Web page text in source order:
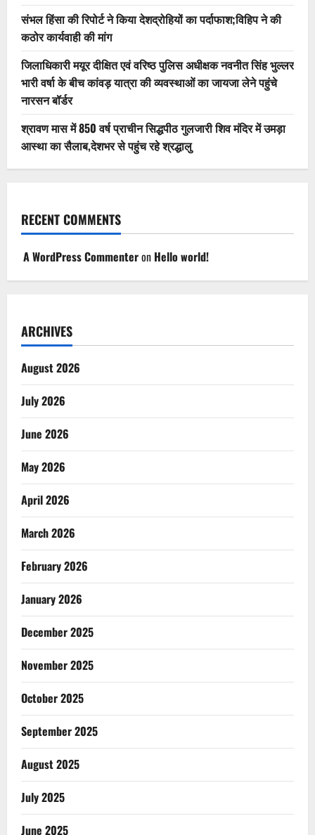
संभल हिंसा की रिपोर्ट ने किया देशद्रोहियों का पर्दाफाश;विहिप ने की
कठोर कार्यवाही की मांग
जिलाधिकारी मयूर दीक्षित एवं वरिष्ठ पुलिस अधीक्षक नवनीत सिंह भुल्लर
भारी वर्षा के बीच कांवड़ यात्रा की व्यवस्थाओं का जायजा लेने पहुंचे
नारसन बॉर्डर
श्रावण मास में 850 वर्ष प्राचीन सिद्धपीठ गुलजारी शिव मंदिर में उमड़ा
आस्था का सैलाब,देशभर से पहुंच रहे श्रद्धालु
RECENT COMMENTS
A WordPress Commenteron Hello world!
ARCHIVES
August 2026
July 2026
June 2026
May 2026
April 2026
March 2026
February 2026
January 2026
December 2025
November 2025
October 2025
September 2025
August 2025
July 2025
June 2025